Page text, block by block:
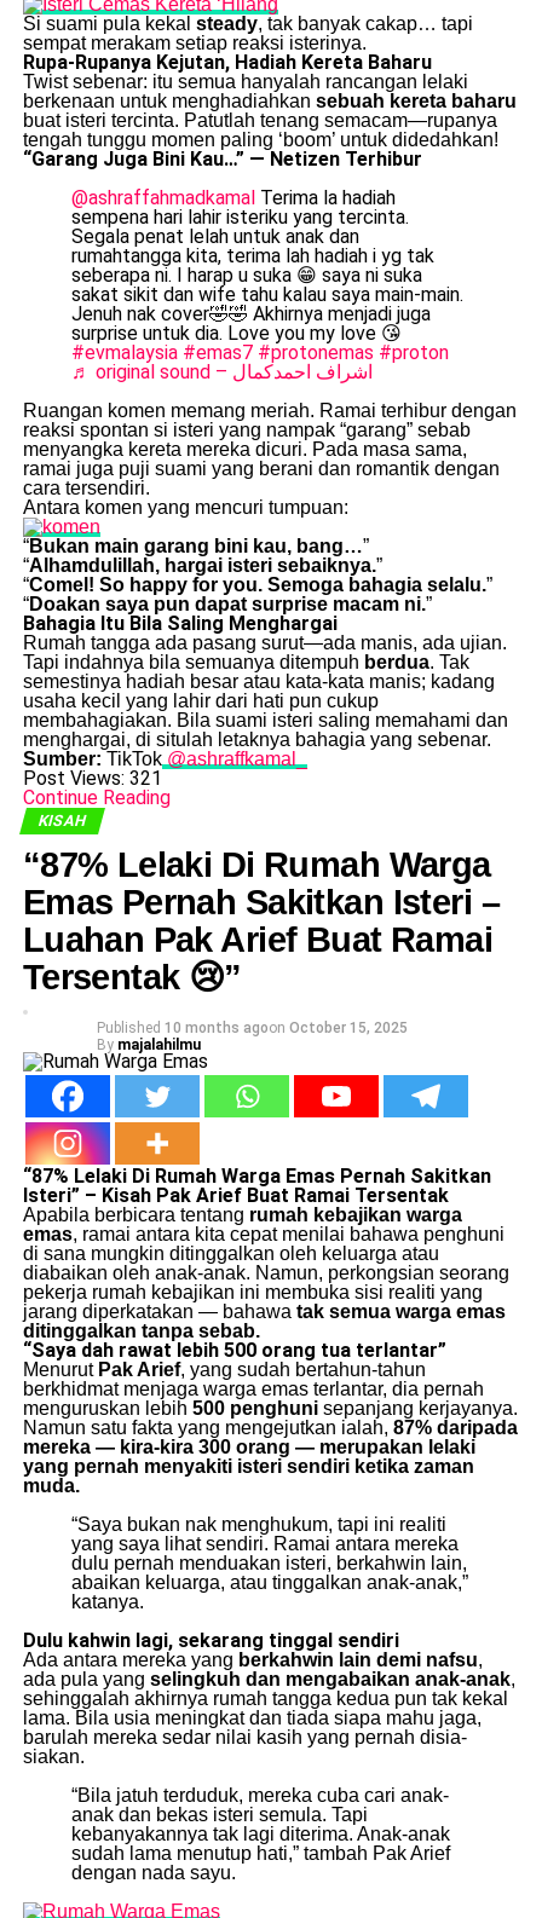
Si suami pula kekal steady, tak banyak cakap… tapi
sempat merakam setiap reaksi isterinya.
Rupa-Rupanya Kejutan, Hadiah Kereta Baharu
Twist sebenar: itu semua hanyalah rancangan lelaki
berkenaan untuk menghadiahkan sebuah kereta baharu
buat isteri tercinta. Patutlah tenang semacam—rupanya
tengah tunggu momen paling ‘boom’ untuk didedahkan!
“Garang Juga Bini Kau…” — Netizen Terhibur
@ashraffahmadkamalTerima la hadiah
sempena hari lahir isteriku yang tercinta.
Segala penat lelah untuk anak dan
rumahtangga kita, terima lah hadiah i yg tak
seberapa ni. I harap u suka 😁 saya ni suka
sakat sikit dan wife tahu kalau saya main-main.
Jenuh nak cover🤣🤣 Akhirnya menjadi juga
surprise untuk dia. Love you my love 😘
#evmalaysia #emas7 #protonemas #proton
♬ original sound – اشراف احمدكمال
Ruangan komen memang meriah. Ramai terhibur dengan
reaksi spontan si isteri yang nampak “garang” sebab
menyangka kereta mereka dicuri. Pada masa sama,
ramai juga puji suami yang berani dan romantik dengan
cara tersendiri.
Antara komen yang mencuri tumpuan:
“Bukan main garang bini kau, bang…”
“Alhamdulillah, hargai isteri sebaiknya.”
“Comel! So happy for you. Semoga bahagia selalu.”
“Doakan saya pun dapat surprise macam ni.”
Bahagia Itu Bila Saling Menghargai
Rumah tangga ada pasang surut—ada manis, ada ujian.
Tapi indahnya bila semuanya ditempuh berdua. Tak
semestinya hadiah besar atau kata-kata manis; kadang
usaha kecil yang lahir dari hati pun cukup
membahagiakan. Bila suami isteri saling memahami dan
menghargai, di situlah letaknya bahagia yang sebenar.
Sumber: TikTok@ashraffkamal_
Post Views: 321
Continue Reading
KISAH
“87% Lelaki Di Rumah Warga
Emas Pernah Sakitkan Isteri –
Luahan Pak Arief Buat Ramai
Tersentak 😢”
Published 10 months agoon October 15, 2025
By majalahilmu
“87% Lelaki Di Rumah Warga Emas Pernah Sakitkan
Isteri” – Kisah Pak Arief Buat Ramai Tersentak
Apabila berbicara tentang rumah kebajikan warga
emas, ramai antara kita cepat menilai bahawa penghuni
di sana mungkin ditinggalkan oleh keluarga atau
diabaikan oleh anak-anak. Namun, perkongsian seorang
pekerja rumah kebajikan ini membuka sisi realiti yang
jarang diperkatakan — bahawa tak semua warga emas
ditinggalkan tanpa sebab.
“Saya dah rawat lebih 500 orang tua terlantar”
Menurut Pak Arief, yang sudah bertahun-tahun
berkhidmat menjaga warga emas terlantar, dia pernah
menguruskan lebih 500 penghunisepanjang kerjayanya.
Namun satu fakta yang mengejutkan ialah, 87% daripada
mereka — kira-kira 300 orang — merupakan lelaki
yang pernah menyakiti isteri sendiri ketika zaman
muda.
“Saya bukan nak menghukum, tapi ini realiti
yang saya lihat sendiri. Ramai antara mereka
dulu pernah menduakan isteri, berkahwin lain,
abaikan keluarga, atau tinggalkan anak-anak,”
katanya.
Dulu kahwin lagi, sekarang tinggal sendiri
Ada antara mereka yang berkahwin lain demi nafsu,
ada pula yang selingkuh dan mengabaikan anak-anak,
sehinggalah akhirnya rumah tangga kedua pun tak kekal
lama. Bila usia meningkat dan tiada siapa mahu jaga,
barulah mereka sedar nilai kasih yang pernah disia-
siakan.
“Bila jatuh terduduk, mereka cuba cari anak-
anak dan bekas isteri semula. Tapi
kebanyakannya tak lagi diterima. Anak-anak
sudah lama menutup hati,” tambah Pak Arief
dengan nada sayu.